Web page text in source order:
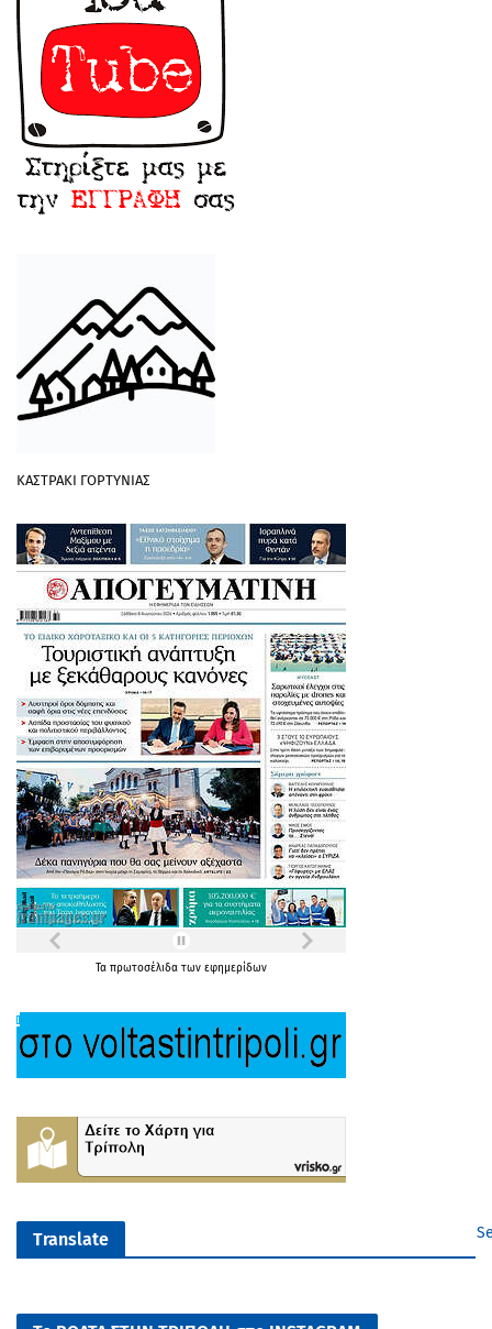
ΚΑΣΤΡΑΚΙ ΓΟΡΤΥΝΙΑΣ
Τα πρωτοσέλιδα των εφημερίδων
Translate